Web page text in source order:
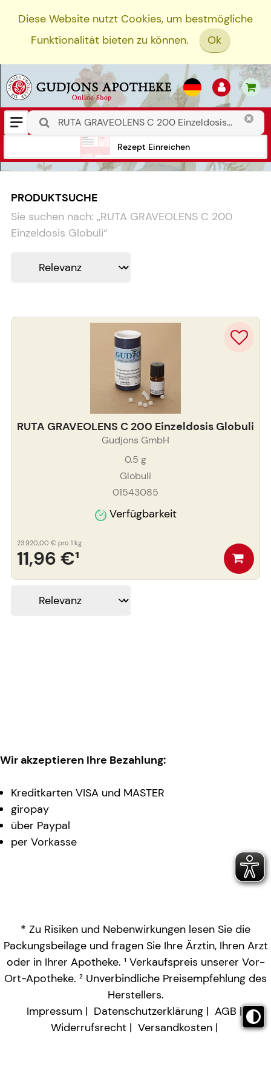
Diese Website nutzt Cookies, um bestmögliche
Funktionalität bieten zu können.
Ok
Rezept Einreichen
PRODUKTSUCHE
Sie suchen nach: „RUTA GRAVEOLENS C 200
Einzeldosis Globuli“
RUTA GRAVEOLENS C 200 Einzeldosis Globuli
Gudjons GmbH
0.5 g
Globuli
01543085
Verfügbarkeit
11,96 €¹
23.920,00 € pro 1 kg
Wir akzeptieren Ihre Bezahlung:
Kreditkarten VISA und MASTER
giropay
über Paypal
per Vorkasse
* Zu Risiken und Nebenwirkungen lesen Sie die
Packungsbeilage und fragen Sie Ihre Ärztin, Ihren Arzt
oder in Ihrer Apotheke. ¹ Verkaufspreis unserer Vor-
Ort-Apotheke. ² Unverbindliche Preisempfehlung des
Herstellers.
Impressum
Datenschutzerklärung
AGB
Widerrufsrecht
Versandkosten